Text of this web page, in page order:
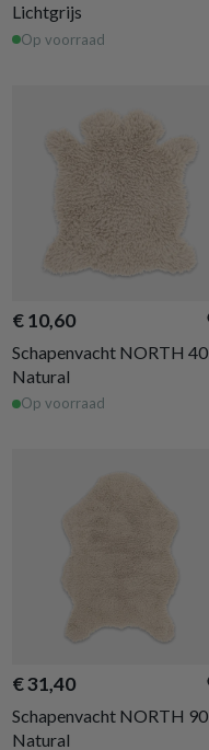
Lichtgrijs
Op voorraad
€ 10,60
Schapenvacht NORTH 40
Natural
Op voorraad
€ 31,40
Schapenvacht NORTH 90
Natural